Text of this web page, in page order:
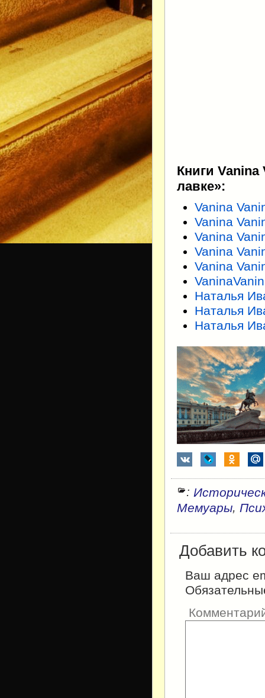
Книги
лавке»:
Vanina
Vanina
Vanina
Vanina
Vanina
Наталья
Наталья
Наталья
:
Мемуары,
Добавить
Ваш адрес